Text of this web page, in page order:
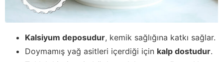
Kalsiyum deposudur, kemik sağlığına katkı sağlar.
Doymamış yağ asitleri içerdiği için kalp dostudur.